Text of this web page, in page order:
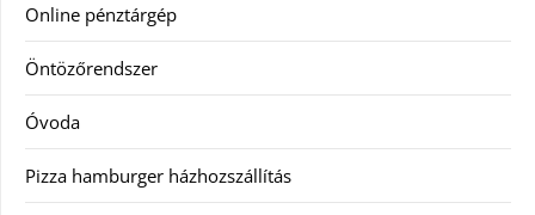
Online pénztárgép
Öntözőrendszer
Óvoda
Pizza hamburger házhozszállítás